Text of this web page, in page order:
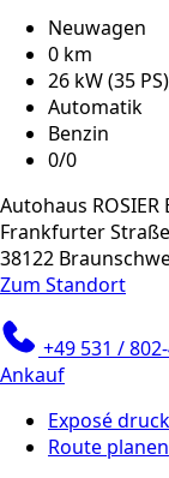
Neuwagen
0 km
26 kW (35 PS)
Automatik
Benzin
0/0
Autohaus
Frankfurter
38122
Zum Standort
+49 531 /
Ankauf
Exposé
Route planen